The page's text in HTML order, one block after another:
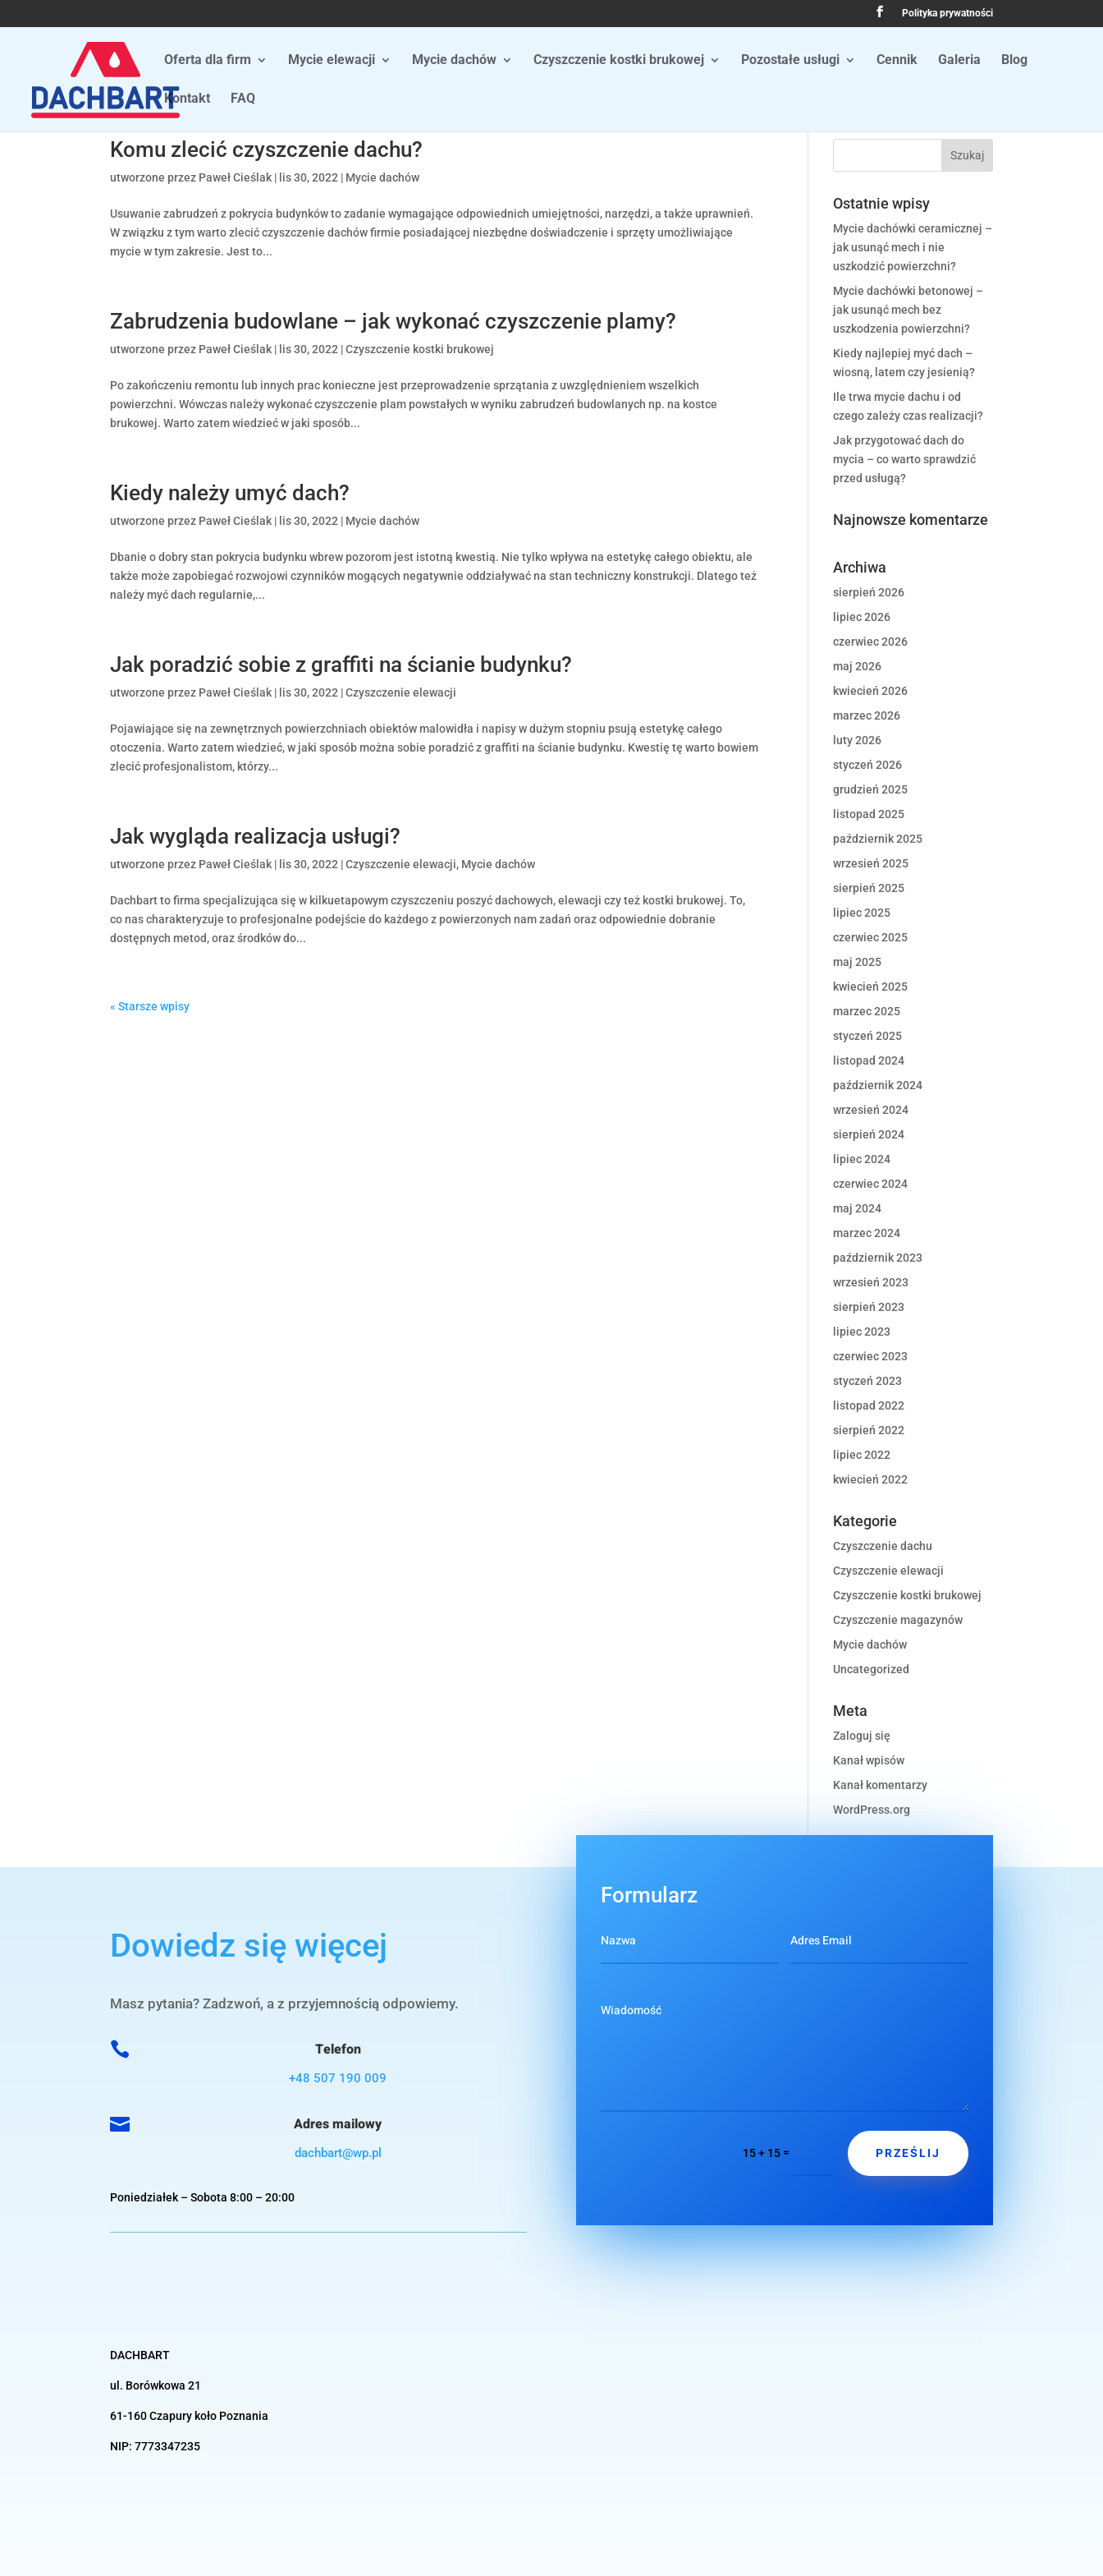
Polityka prywatności
Oferta dla firm Mycie elewacji Mycie dachów Czyszczenie kostki brukowej Pozostałe usługi Cennik Galeria Blog
Kontakt FAQ
Komu zlecić czyszczenie dachu?
utworzone przez Paweł Cieślak | lis 30, 2022 | Mycie dachów
Usuwanie zabrudzeń z pokrycia budynków to zadanie wymagające odpowiednich umiejętności, narzędzi, a także uprawnień.
W związku z tym warto zlecić czyszczenie dachów firmie posiadającej niezbędne doświadczenie i sprzęty umożliwiające
mycie w tym zakresie. Jest to...
Zabrudzenia budowlane – jak wykonać czyszczenie plamy?
utworzone przez Paweł Cieślak | lis 30, 2022 |Czyszczenie kostki brukowej
Po zakończeniu remontu lub innych prac konieczne jest przeprowadzenie sprzątania z uwzględnieniem wszelkich
powierzchni. Wówczas należy wykonać czyszczenie plam powstałych w wyniku zabrudzeń budowlanych np. na kostce
brukowej. Warto zatem wiedzieć w jaki sposób...
Kiedy należy umyć dach?
utworzone przez Paweł Cieślak | lis 30, 2022 | Mycie dachów
Dbanie o dobry stan pokrycia budynku wbrew pozorom jest istotną kwestią. Nie tylko wpływa na estetykę całego obiektu, ale
także może zapobiegać rozwojowi czynników mogących negatywnie oddziaływać na stan techniczny konstrukcji. Dlatego też
należy myć dach regularnie,...
Jak poradzić sobie z graffiti na ścianie budynku?
utworzone przez Paweł Cieślak | lis 30, 2022 |Czyszczenie elewacji
Pojawiające się na zewnętrznych powierzchniach obiektów malowidła i napisy w dużym stopniu psują estetykę całego
otoczenia. Warto zatem wiedzieć, w jaki sposób można sobie poradzić z graffiti na ścianie budynku. Kwestię tę warto bowiem
zlecić profesjonalistom, którzy...
Jak wygląda realizacja usługi?
utworzone przez Paweł Cieślak | lis 30, 2022 |Czyszczenie elewacji, Mycie dachów
Dachbart to firma specjalizująca się w kilkuetapowym czyszczeniu poszyć dachowych, elewacji czy też kostki brukowej. To,
co nas charakteryzuje to profesjonalne podejście do każdego z powierzonych nam zadań oraz odpowiednie dobranie
dostępnych metod, oraz środków do...
« Starsze wpisy
Ostatnie wpisy
Mycie dachówki ceramicznej –
jak usunąć mech i nie
uszkodzić powierzchni?
Mycie dachówki betonowej –
jak usunąć mech bez
uszkodzenia powierzchni?
Kiedy najlepiej myć dach –
wiosną, latem czy jesienią?
Ile trwa mycie dachu i od
czego zależy czas realizacji?
Jak przygotować dach do
mycia – co warto sprawdzić
przed usługą?
Najnowsze komentarze
Archiwa
sierpień 2026
lipiec 2026
czerwiec 2026
maj 2026
kwiecień 2026
marzec 2026
luty 2026
styczeń 2026
grudzień 2025
listopad 2025
październik 2025
wrzesień 2025
sierpień 2025
lipiec 2025
czerwiec 2025
maj 2025
kwiecień 2025
marzec 2025
styczeń 2025
listopad 2024
październik 2024
wrzesień 2024
sierpień 2024
lipiec 2024
czerwiec 2024
maj 2024
marzec 2024
październik 2023
wrzesień 2023
sierpień 2023
lipiec 2023
czerwiec 2023
styczeń 2023
listopad 2022
sierpień 2022
lipiec 2022
kwiecień 2022
Kategorie
Czyszczenie dachu
Czyszczenie elewacji
Czyszczenie kostki brukowej
Czyszczenie magazynów
Mycie dachów
Uncategorized
Meta
Zaloguj się
Kanał wpisów
Kanał komentarzy
WordPress.org
Dowiedz się więcej
Masz pytania? Zadzwoń, a z przyjemnością odpowiemy.
 Telefon
+48 507 190 009
 Adres mailowy
dachbart@wp.pl
Poniedziałek – Sobota 8:00 – 20:00
Formularz
15 + 15= PRZEŚLIJ
DACHBART
ul. Borówkowa 21
61-160 Czapury koło Poznania
NIP:7773347235